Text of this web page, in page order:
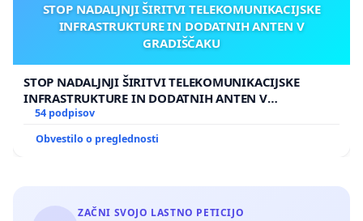
STOP NADALJNJI ŠIRITVI TELEKOMUNIKACIJSKE
INFRASTRUKTURE IN DODATNIH ANTEN V
GRADIŠČAKU
STOP NADALJNJI ŠIRITVI TELEKOMUNIKACIJSKE
INFRASTRUKTURE IN DODATNIH ANTEN V
GRADIŠČAKU
54 podpisov
Obvestilo o preglednosti
ZAČNI SVOJO LASTNO PETICIJO